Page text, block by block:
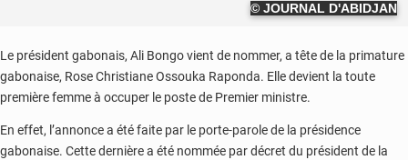
© JOURNAL D'ABIDJAN
Le président gabonais, Ali Bongo vient de nommer, a tête de la primature
gabonaise, Rose Christiane Ossouka Raponda. Elle devient la toute
première femme à occuper le poste de Premier ministre.
En effet, l’annonce a été faite par le porte-parole de la présidence
gabonaise. Cette dernière a été nommée par décret du président de la